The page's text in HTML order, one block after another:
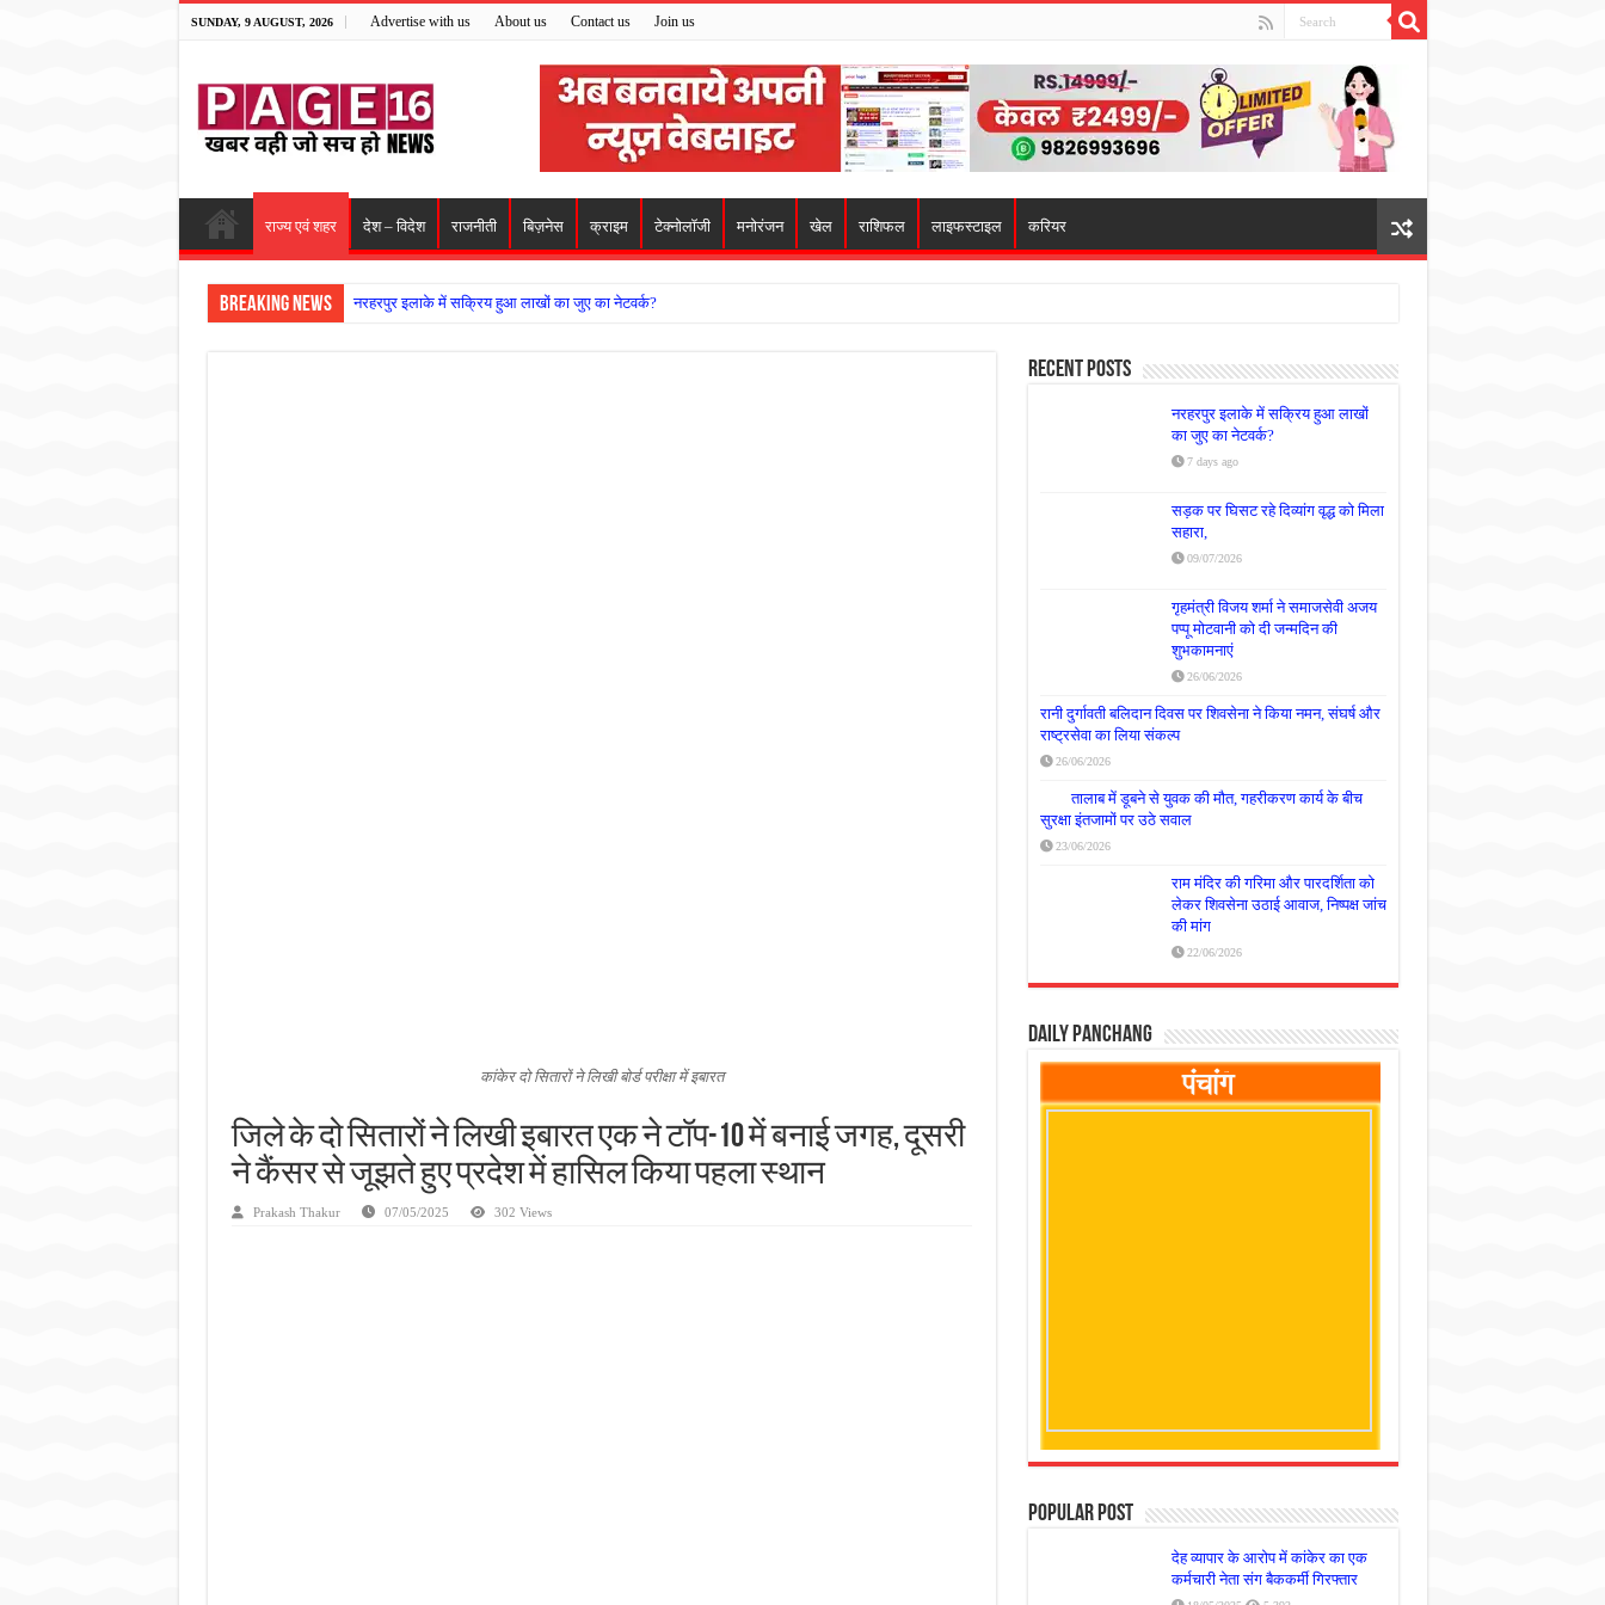
SUNDAY, 9 AUGUST, 2026 Advertise with us About us Contact us Join us
राज्य एवं शहर देश – विदेश राजनीती बिज़नेस क्राइम टेक्नोलॉजी मनोरंजन खेल राशिफल लाइफस्टाइल करियर
Breaking News नरहरपुर इलाके में सक्रिय हुआ लाखों का जुए का नेटवर्क?
कांकेर दो सितारों ने लिखी बोर्ड परीक्षा में इबारत
जिले के दो सितारों ने लिखी इबारत एक ने टॉप-10 में बनाई जगह, दूसरी
ने कैंसर से जूझते हुए प्रदेश में हासिल किया पहला स्थान
Prakash Thakur 07/05/2025 302 Views
Recent Posts
नरहरपुर इलाके में सक्रिय हुआ लाखों
का जुए का नेटवर्क?
7 days ago
सड़क पर घिसट रहे दिव्यांग वृद्ध को मिला
सहारा,
09/07/2026
गृहमंत्री विजय शर्मा ने समाजसेवी अजय
पप्पू मोटवानी को दी जन्मदिन की
शुभकामनाएं
26/06/2026
रानी दुर्गावती बलिदान दिवस पर शिवसेना ने किया नमन, संघर्ष और
राष्ट्रसेवा का लिया संकल्प
26/06/2026
तालाब में डूबने से युवक की मौत, गहरीकरण कार्य के बीच
सुरक्षा इंतजामों पर उठे सवाल
23/06/2026
राम मंदिर की गरिमा और पारदर्शिता को
लेकर शिवसेना उठाई आवाज, निष्पक्ष जांच
की मांग
22/06/2026
Daily Panchang
Popular Post
देह व्यापार के आरोप में कांकेर का एक
कर्मचारी नेता संग बैककर्मी गिरफ्तार